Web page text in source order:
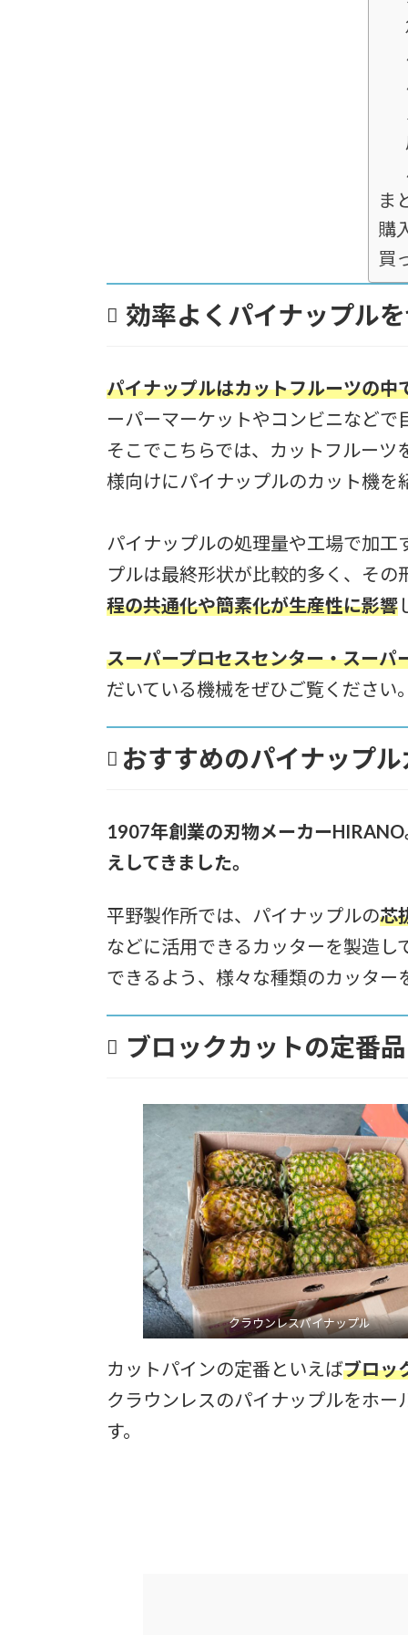
ま
購
買
効率よくパイナップル
パイナップルはカットフルーツの
ーパーマーケットやコンビニなど
そこでこちらでは、カットフルー
様向けにパイナップルのカット機を
パイナップルの処理量や工場で加
プルは最終形状が比較的多く、その
程の共通化や簡素化が生産性に影響
スーパープロセスセンター・スー
だいている機械をぜひご覧ください
おすすめのパイナップ
1907年創業の刃物メーカー
えしてきました。
平野製作所では、パイナップルの芯
などに活用できるカッターを製造
できるよう、様々な種類のカッター
ブロックカットの定番
クラウンレスパイナップル
カットパインの定番といえばブロッ
クラウンレスのパイナップルをホ
す。